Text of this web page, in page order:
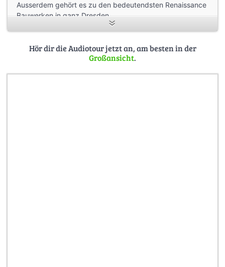
Ausserdem gehört es zu den bedeutendsten Renaissance
Bauwerken in ganz Dresden.
Hör dir die Audiotour jetzt an, am besten in der
Großansicht.